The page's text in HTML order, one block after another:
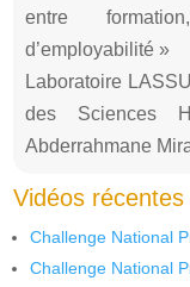
entre
d’employabilité »
Laboratoire
des Sciences
Abderrahmane
Vidéos récentes
Challenge National
Challenge National